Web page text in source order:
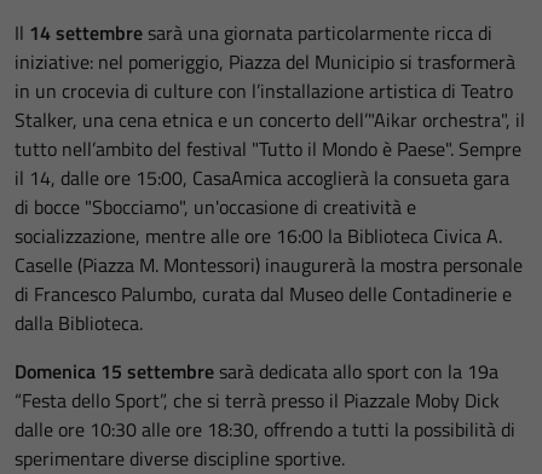
Il 14 settembre sarà una giornata particolarmente ricca di
iniziative: nel pomeriggio, Piazza del Municipio si trasformerà
in un crocevia di culture con l’installazione artistica di Teatro
Stalker, una cena etnica e un concerto dell’"Aikar orchestra", il
tutto nell’ambito del festival "Tutto il Mondo è Paese". Sempre
il 14, dalle ore 15:00, CasaAmica accoglierà la consueta gara
di bocce "Sbocciamo", un'occasione di creatività e
socializzazione, mentre alle ore 16:00 la Biblioteca Civica A.
Caselle (Piazza M. Montessori) inaugurerà la mostra personale
di Francesco Palumbo, curata dal Museo delle Contadinerie e
dalla Biblioteca.
Domenica 15 settembre sarà dedicata allo sport con la 19a
“Festa dello Sport”, che si terrà presso il Piazzale Moby Dick
dalle ore 10:30 alle ore 18:30, offrendo a tutti la possibilità di
sperimentare diverse discipline sportive.